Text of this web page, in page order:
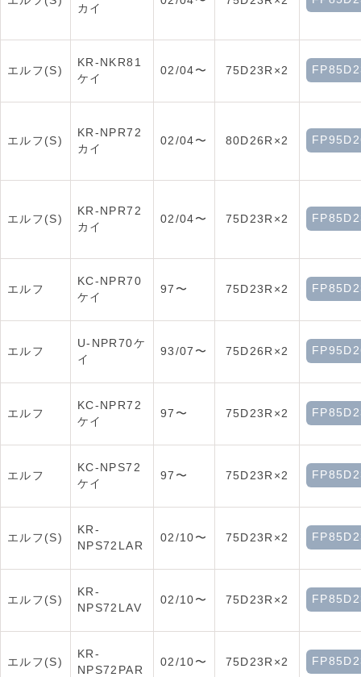
カイ
エルフ(S)
KR-NKR81
ケイ
02/04〜 75D23R×2
エルフ(S)
KR-NPR72
カイ
02/04〜 80D26R×2
エルフ(S)
KR-NPR72
カイ
02/04〜 75D23R×2
エルフ
KC-NPR70
ケイ
97〜 75D23R×2
エルフ
U-NPR70ケ
イ
93/07〜 75D26R×2
エルフ
KC-NPR72
ケイ
97〜 75D23R×2
エルフ
KC-NPS72
ケイ
97〜 75D23R×2
エルフ(S)
KR-
NPS72LAR
02/10〜 75D23R×2
エルフ(S)
KR-
NPS72LAV
02/10〜 75D23R×2
エルフ(S)
KR-
NPS72PAR
02/10〜 75D23R×2